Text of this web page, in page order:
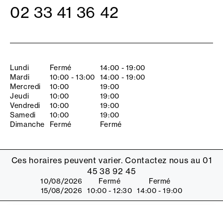
02 33 41 36 42
Lundi
Mardi
Mercredi
Jeudi
Vendredi
Samedi
Dimanche
Fermé
10:00 - 13:00
10:00
10:00
10:00
10:00
Fermé
14:00 - 19:00
14:00 - 19:00
19:00
19:00
19:00
19:00
Fermé
Ces horaires peuvent varier. Contactez nous au 01
45 38 92 45
10/08/2026
15/08/2026
Fermé
10:00 - 12:30
Fermé
14:00 - 19:00